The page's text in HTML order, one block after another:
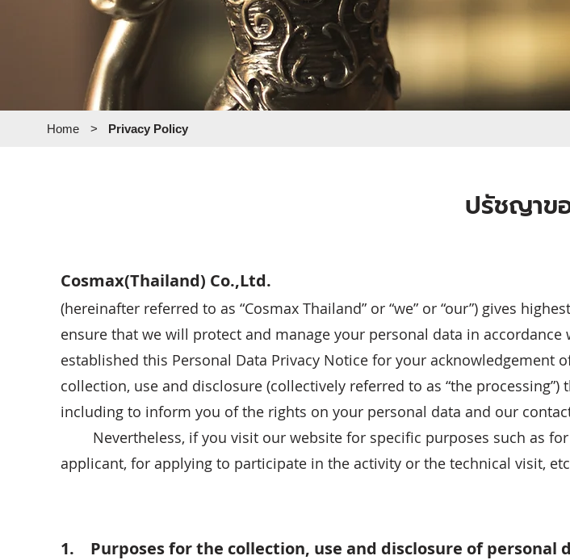
Home > Privacy Policy
ปรัชญาข
Cosmax(Thailand) Co.,Ltd.
(hereinafter referred to as “Cosmax Thailand” or “we” or “our”) gives
ensure that we will protect and manage your personal data in
established this Personal Data Privacy Notice for your
collection, use and disclosure (collectively referred to as “the
including to inform you of the rights on your personal data and our
Nevertheless, if you visit our website for specific purposes such as
applicant, for applying to participate in the activity or the technical visit,
1. Purposes for the collection, use and disclosure of personal